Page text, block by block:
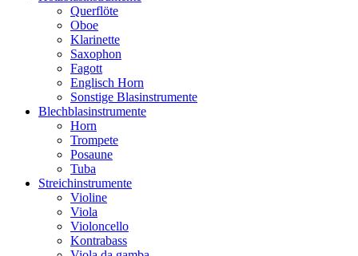
Querflöte
Oboe
Klarinette
Saxophon
Fagott
Englisch Horn
Sonstige Blasinstrumente
Blechblasinstrumente
Horn
Trompete
Posaune
Tuba
Streichinstrumente
Violine
Viola
Violoncello
Kontrabass